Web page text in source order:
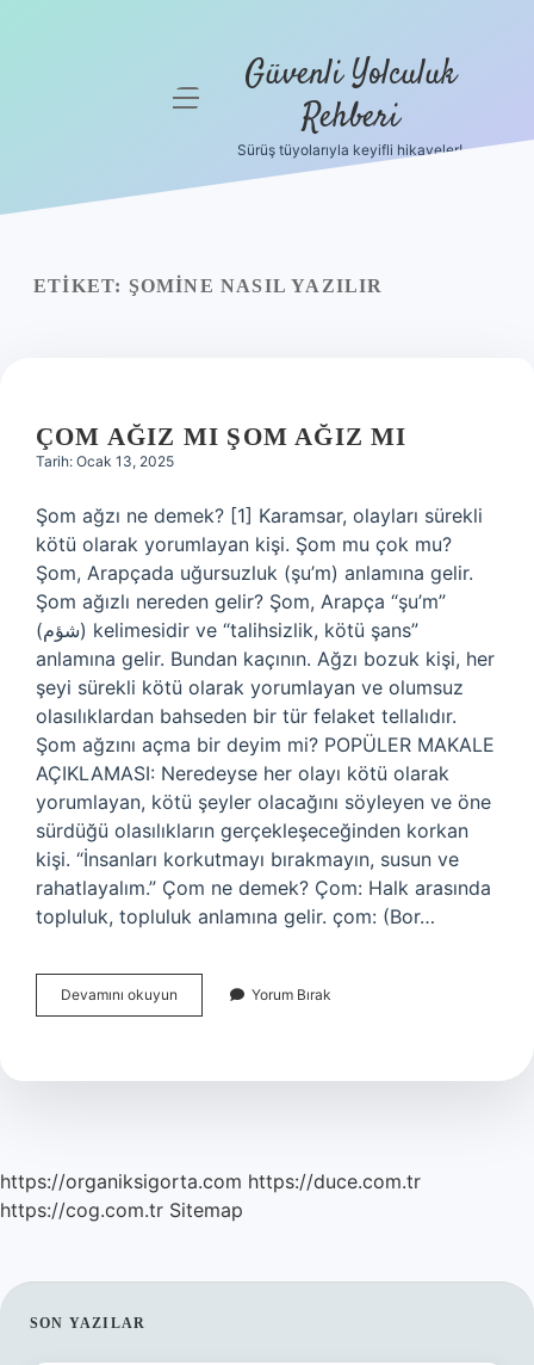
menüyü Güvenli Yolculuk
Rehberi
Sürüş tüyolarıyla keyifli hikayeler!
ETIKET: ŞOMINE NASIL YAZILIR
ÇOM AĞIZ MI ŞOM AĞIZ MI
Tarih: Ocak 13, 2025
Şom ağzı ne demek? [1] Karamsar, olayları sürekli
kötü olarak yorumlayan kişi. Şom mu çok mu?
Şom, Arapçada uğursuzluk (şu’m) anlamına gelir.
Şom ağızlı nereden gelir? Şom, Arapça “şu’m”
(شؤم) kelimesidir ve “talihsizlik, kötü şans”
anlamına gelir. Bundan kaçının. Ağzı bozuk kişi, her
şeyi sürekli kötü olarak yorumlayan ve olumsuz
olasılıklardan bahseden bir tür felaket tellalıdır.
Şom ağzını açma bir deyim mi? POPÜLER MAKALE
AÇIKLAMASI: Neredeyse her olayı kötü olarak
yorumlayan, kötü şeyler olacağını söyleyen ve öne
sürdüğü olasılıkların gerçekleşeceğinden korkan
kişi. “İnsanları korkutmayı bırakmayın, susun ve
rahatlayalım.” Çom ne demek? Çom: Halk arasında
topluluk, topluluk anlamına gelir. çom: (Bor…
Devamını okuyun
Ağız
Ağız
Yorum Bırak
https://organiksigorta.com https://duce.com.tr
https://cog.com.tr Sitemap
SIDEBAR
SON YAZILAR